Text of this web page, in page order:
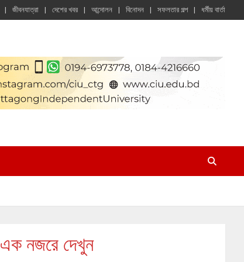
জীবনযাত্রা দেশের খবর আন্দোলন বিনোদন সফলতার গল্প ধর্মীয় বার্তা
এক নজরে দেখুন